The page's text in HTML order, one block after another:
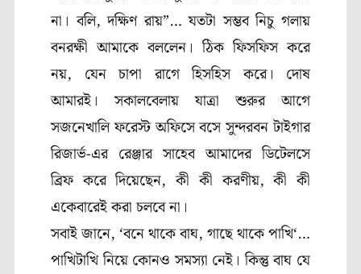
না। বলি,দক্ষিণ রায়”… যতটা সম্ভব নিচু গলায়
বনরক্ষী আমাকে বললেন। ঠিক ফিসফিস করে
নয়, যেন চাপা রাগে হিসহিস করে। দোষ
আমারই। সকালবেলায় যাত্রা শুরুর আগে
সজনেখালি ফরেস্ট অফিসে বসে সুন্দরবন টাইগার
রিজার্ভ-এর রেঞ্জার সাহেব আমাদের ডিটেলসে
ব্রিফ করে দিয়েছেন,কী কী করণীয়,কী কী
একেবারেই করা চলবে না।
সবাই জানে, ‘বনে থাকে বাঘ, গাছে থাকে পাখি‘…
পাখিটাখি নিয়ে কোনও সমস্যা নেই। কিন্তু বাঘ যে